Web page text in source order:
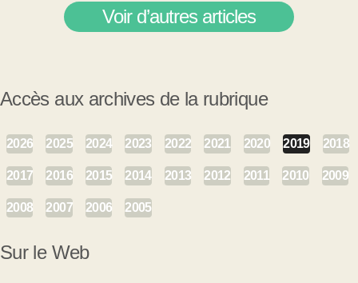
Voir d’autres articles
Accès aux archives de la rubrique
2026 2025 2024 2023 2022 2021 2020 2019 2018
2017 2016 2015 2014 2013 2012 2011 2010 2009
2008 2007 2006 2005
Sur le Web